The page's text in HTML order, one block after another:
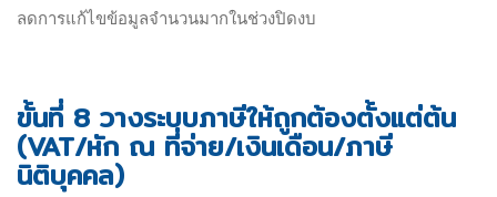
ลดการแก้ไขข้อมูลจำนวนมากในช่วงปิดงบ
ขั้นที่ 8 วางระบบภาษีให้ถูกต้องตั้งแต่ต้น
(VAT/หัก ณ ที่จ่าย/เงินเดือน/ภาษี
นิติบุคคล)